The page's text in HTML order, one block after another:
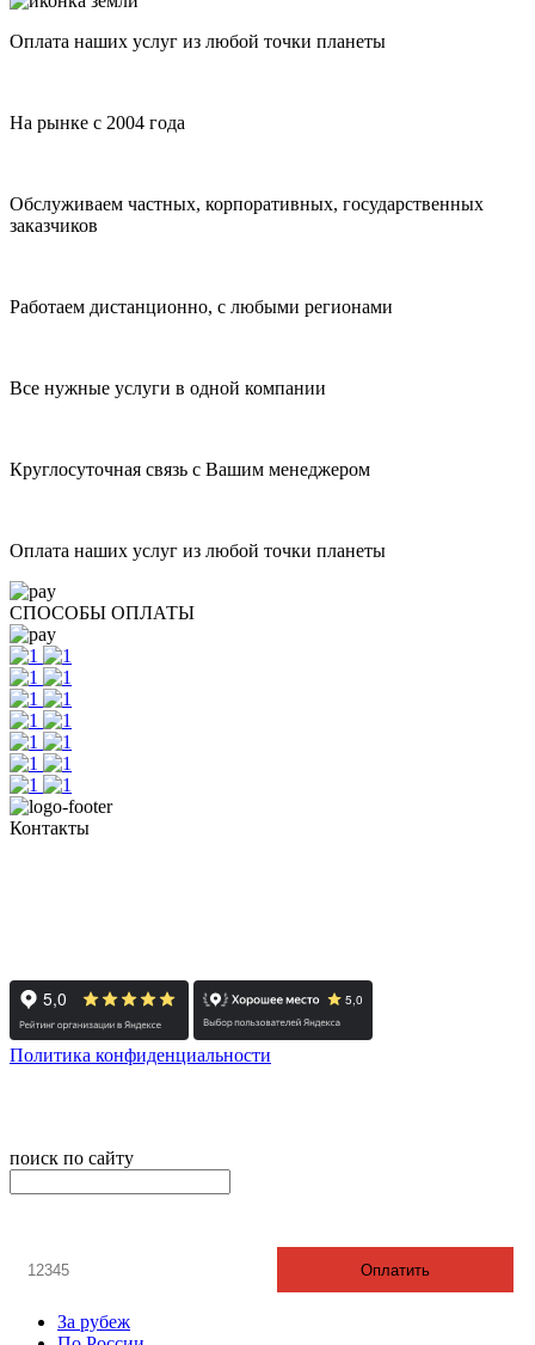
Оплата наших услуг из любой точки планеты
На рынке с 2004 года
Обслуживаем частных, корпоративных, государственных
заказчиков
Работаем дистанционно, с любыми регионами
Все нужные услуги в одной компании
Круглосуточная связь с Вашим менеджером
Оплата наших услуг из любой точки планеты
СПОСОБЫ ОПЛАТЫ
Контакты
Политика конфиденциальности
поиск по сайту
Оплатить
За рубеж